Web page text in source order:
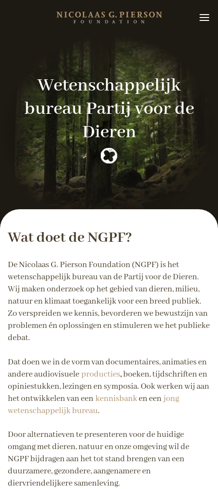
Wetenschappelijk
bureauPartij voor de
Dieren
Wat doet de NGPF?
De Nicolaas G. Pierson Foundation (NGPF) is het
wetenschappelijk bureau van de Partij voor de Dieren.
Wij maken onderzoek op het gebied van dieren, milieu,
natuur en klimaat toegankelijk voor een breed publiek.
Zo verspreiden we kennis, bevorderen we bewustzijn van
problemen én oplossingen en stimuleren we het publieke
debat.
Dat doen we in de vorm van documentaires, animaties en
andere audiovisueleproducties,boeken, tijdschriften en
opiniestukken, lezingen en symposia. Ook werken wij aan
het ontwikkelen van eenkennisbanken eenjong
wetenschappelijk bureau.
Door alternatieven te presenteren voor de huidige
omgang met dieren, natuur en onze omgeving wil de
NGPF bijdragen aan het tot stand brengen van een
duurzamere, gezondere, aangenamere en
diervriendelijkere samenleving.